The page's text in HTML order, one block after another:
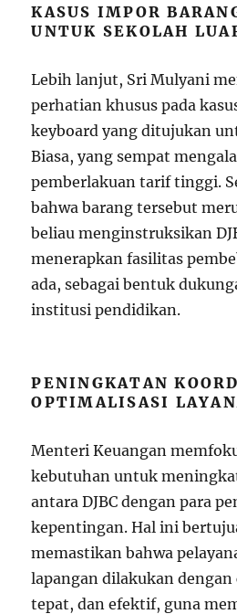
KASUS IMPOR
UNTUK SEKOLAH
Lebih lanjut, Sri Mulyani
perhatian khusus pada
keyboard yang ditujukan
Biasa, yang sempat
pemberlakuan tarif tinggi.
bahwa barang tersebut
beliau menginstruksikan
menerapkan fasilitas
ada, sebagai bentuk
institusi pendidikan.
PENINGKATAN
OPTIMALISASI
Menteri Keuangan
kebutuhan untuk
antara DJBC dengan para
kepentingan. Hal ini
memastikan bahwa
lapangan dilakukan dengan
tepat, dan efektif, guna